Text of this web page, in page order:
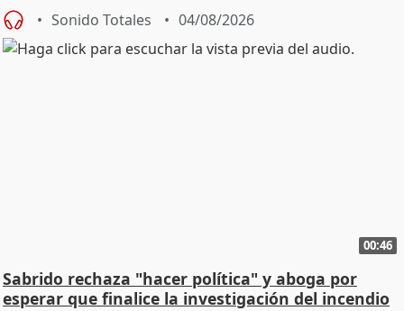
Sonido Totales 04/08/2026
00:46
Sabrido rechaza "hacer política" y aboga por
esperar que finalice la investigación del incendio